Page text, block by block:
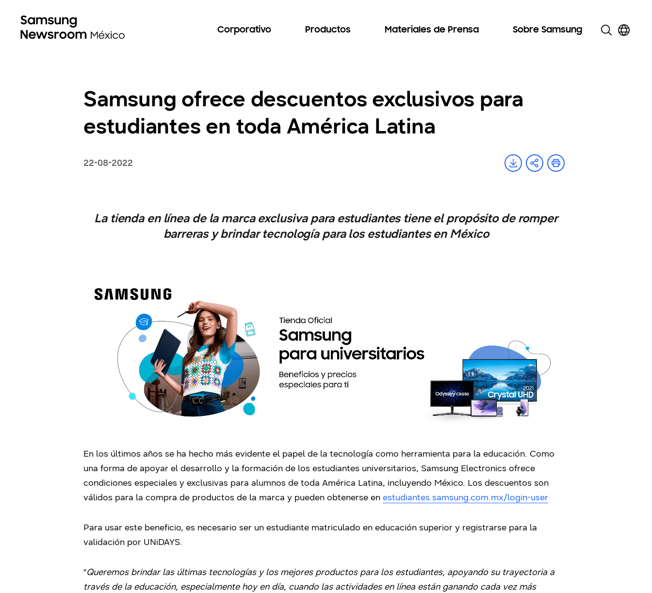
Corporativo Productos Materiales de Prensa Sobre Samsung
Samsung ofrece descuentos exclusivos para
estudiantes en toda América Latina
22-08-2022
La tienda en línea de la marca exclusiva para estudiantes tiene el propósito de romper
barreras y brindar tecnología para los estudiantes en México
En los últimos años se ha hecho más evidente el papel de la tecnología como herramienta para la educación. Como
una forma de apoyar el desarrollo y la formación de los estudiantes universitarios, Samsung Electronics ofrece
condiciones especiales y exclusivas para alumnos de toda América Latina, incluyendo México. Los descuentos son
válidos para la compra de productos de la marca y pueden obtenerse en estudiantes.samsung.com.mx/login-user
Para usar este beneficio, es necesario ser un estudiante matriculado en educación superior y registrarse para la
validación por UNiDAYS.
“Queremos brindar las últimas tecnologías y los mejores productos para los estudiantes, apoyando su trayectoria a
través de la educación, especialmente hoy en día, cuando las actividades en línea están ganando cada vez más